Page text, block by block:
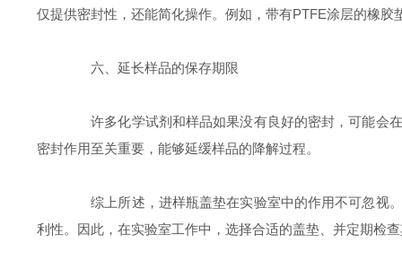
仅提供密封性，还能简化操作。例如，带有PTFE涂层的橡
六、延长样品的保存期限
许多化学试剂和样品如果没有良好的密封，可能会在
密封作用至关重要，能够延缓样品的降解过程。
综上所述，进样瓶盖垫在实验室中的作用不可忽视。
利性。因此，在实验室工作中，选择合适的盖垫、并定期检